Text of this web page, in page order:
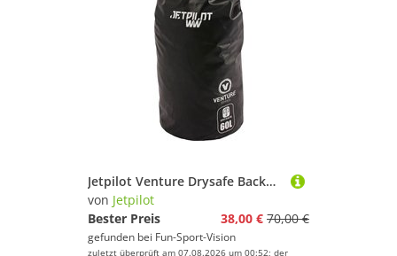
Jetpilot Venture Drysafe Backpack 60L Black
von Jetpilot
Bester Preis
38,00 € 70,00 €
gefunden bei Fun-Sport-Vision
zuletzt überprüft am 07.08.2026 um 00:52; der